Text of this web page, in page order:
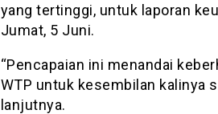
yang tertinggi, untuk laporan
Jumat, 5 Juni.
“Pencapaian ini menandai
WTP untuk kesembilan kalinya
lanjutnya.